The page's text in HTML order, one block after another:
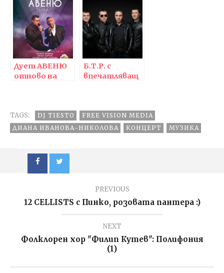
Арена Армеец,
София
награди на
фондация
“Енчо
Кирязов”
Дует АВЕНЮ
отново на
Б.Т.Р. с
впечатляващ
TAGS: DJ TIESTO
FREE VISION MEDIA
ДИАНА ИВАНОВА-НИКОЛОВА
КОНЦЕРТ МУЗИКА
PREVIOUS
12 CELLISTS с Пинко, розовата пантера :)
NEXT
Фолклорен хор "Филип Кутев": Полифония
(1)